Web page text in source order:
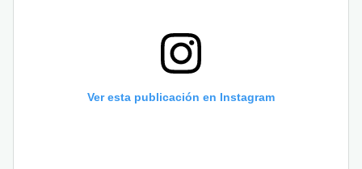
Ver esta publicación en Instagram